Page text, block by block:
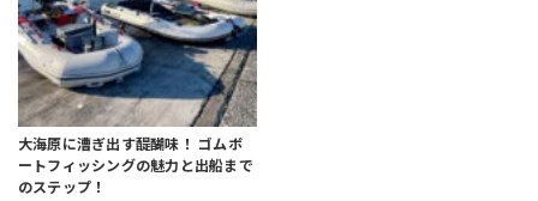
大海原に漕ぎ出す醍醐味！ ゴムボ
ートフィッシングの魅力と出船まで
のステップ！